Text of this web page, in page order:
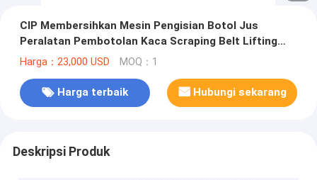
CIP Membersihkan Mesin Pengisian Botol Jus
Peralatan Pembotolan Kaca Scraping Belt Lifting
Cap Lift
Harga：23,000 USD MOQ：1
Harga terbaik Hubungi sekarang
Deskripsi Produk